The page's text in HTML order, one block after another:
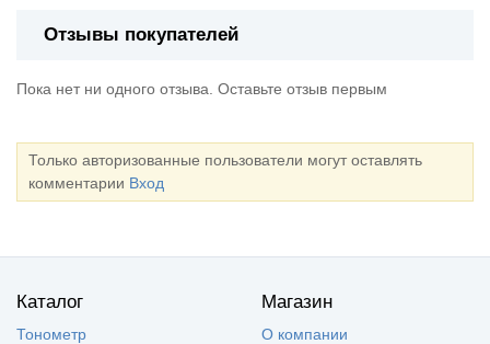
Отзывы покупателей
Пока нет ни одного отзыва. Оставьте отзыв первым
Только авторизованные пользователи могут оставлять
комментарии Вход
Каталог
Тонометр
Магазин
О компании